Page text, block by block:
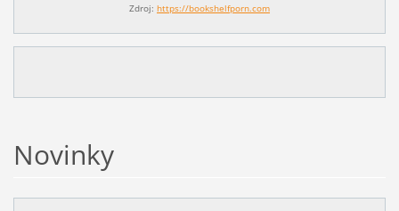
Zdroj: https://bookshelfporn.com
Novinky